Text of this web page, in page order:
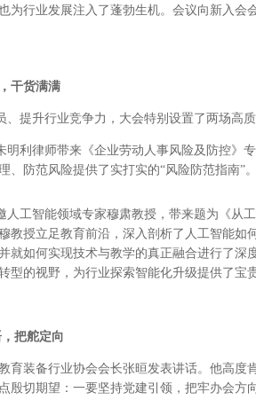
为行业发展注入了蓬勃生机。会议向新入会
干货满满
提升行业竞争力，大会特别设置了两场高
利律师带来《企业劳动人事风险及防控》
、防范风险提供了实打实的“风险防范指南”
工智能领域专家穆肃教授，带来题为《从
教授立足教育前沿，深入剖析了人工智能如
就如何实现技术与教学的真正融合进行了深
型的视野，为行业探索智能化升级提供了宝
把舵定向
装备行业协会会长张晅发表讲话。他高度
殷切期望：一要坚持党建引领，把牢办会方